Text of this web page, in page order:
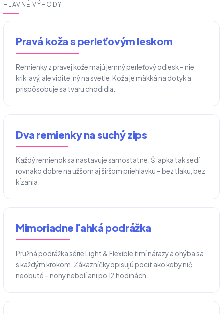
HLAVNÉ VÝHODY
Pravá koža s perleťovým leskom
Remienky z pravej kože majú jemný perleťový odlesk – nie
krikľavý, ale viditeľný na svetle. Koža je mäkká na dotyk a
prispôsobuje sa tvaru chodidla.
Dva remienky na suchý zips
Každý remienok sa nastavuje samostatne. Šľapka tak sedí
rovnako dobre na užšom aj širšom priehlavku – bez tlaku, bez
kĺzania.
Mimoriadne ľahká podrážka
Pružná podrážka série Light & Flexible tlmí nárazy a ohýba sa
s každým krokom. Zákazníčky opisujú pocit ako keby nič
neobuté – nohy nebolí ani po 12 hodinách.